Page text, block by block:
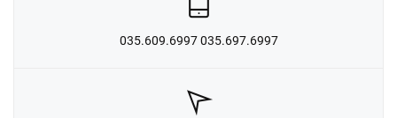
035.609.6997 035.697.6997